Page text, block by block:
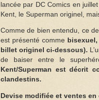
lancée par DC Comics en juillet
Kent, le Superman originel,
Comme de bien entendu, ce
est présenté commebisexuel,
billet originel ci-dessous).
de baiser entre le
Kent/Superman est décrit
clandestins.
Devise modifiée et ventes